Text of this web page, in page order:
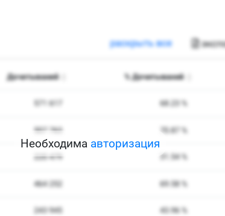
Необходима авторизация